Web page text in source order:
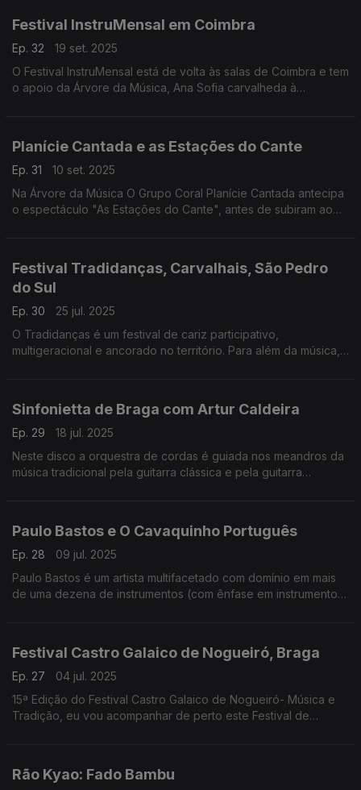
Festival InstruMensal em Coimbra
Ep. 32
19 set. 2025
O Festival InstruMensal está de volta às salas de Coimbra e tem
o apoio da Árvore da Música, Ana Sofia carvalheda à
Planície Cantada e as Estações do Cante
Ep. 31
10 set. 2025
Na Árvore da Música O Grupo Coral Planície Cantada antecipa
o espectáculo "As Estações do Cante", antes de subiram ao
Festival Tradidanças, Carvalhais, São Pedro
do Sul
Ep. 30
25 jul. 2025
O Tradidanças é um festival de cariz participativo,
multigeracional e ancorado no território. Para além da música,
Sinfonietta de Braga com Artur Caldeira
Ep. 29
18 jul. 2025
Neste disco a orquestra de cordas é guiada nos meandros da
música tradicional pela guitarra clássica e pela guitarra
Paulo Bastos e O Cavaquinho Português
Ep. 28
09 jul. 2025
Paulo Bastos é um artista multifacetado com domínio em mais
de uma dezena de instrumentos (com ênfase em instrumentos
Festival Castro Galaico de Nogueiró, Braga
Ep. 27
04 jul. 2025
15ª Edição do Festival Castro Galaico de Nogueiró- Música e
Tradição, eu vou acompanhar de perto este Festival de
Rão Kyao: Fado Bambu